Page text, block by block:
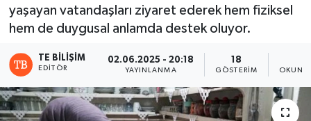
yaşayan vatandaşları ziyaret ederek hem fiziksel
hem de duygusal anlamda destek oluyor.
TE BILIŞIM
EDITÖR
02.06.2025 - 20:18
YAYINLANMA
18
GÖSTERIM
Son Dakika Haberleri